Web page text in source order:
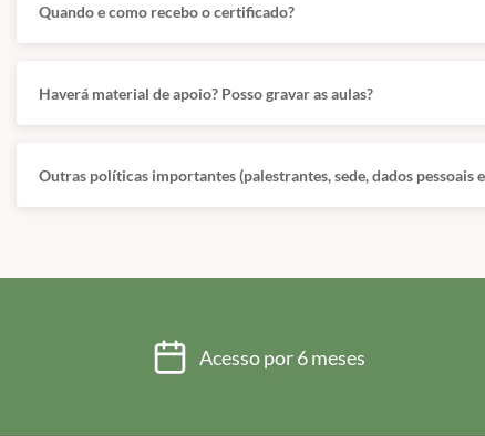
Quando e como recebo o certificado?
Haverá material de apoio? Posso gravar as aulas?
Outras políticas importantes (palestrantes, sede, dados pessoais
Acesso por 6 meses